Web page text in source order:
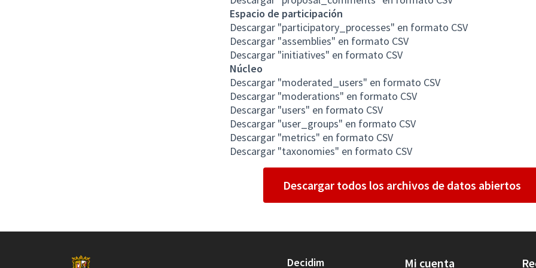
Espacio de participación
Descargar "participatory_processes" en formato CSV
Descargar "assemblies" en formato CSV
Descargar "initiatives" en formato CSV
Núcleo
Descargar "moderated_users" en formato CSV
Descargar "moderations" en formato CSV
Descargar "users" en formato CSV
Descargar "user_groups" en formato CSV
Descargar "metrics" en formato CSV
Descargar "taxonomies" en formato CSV
Descargar todos los archivos de datos abiertos
Decidim Mi cuenta